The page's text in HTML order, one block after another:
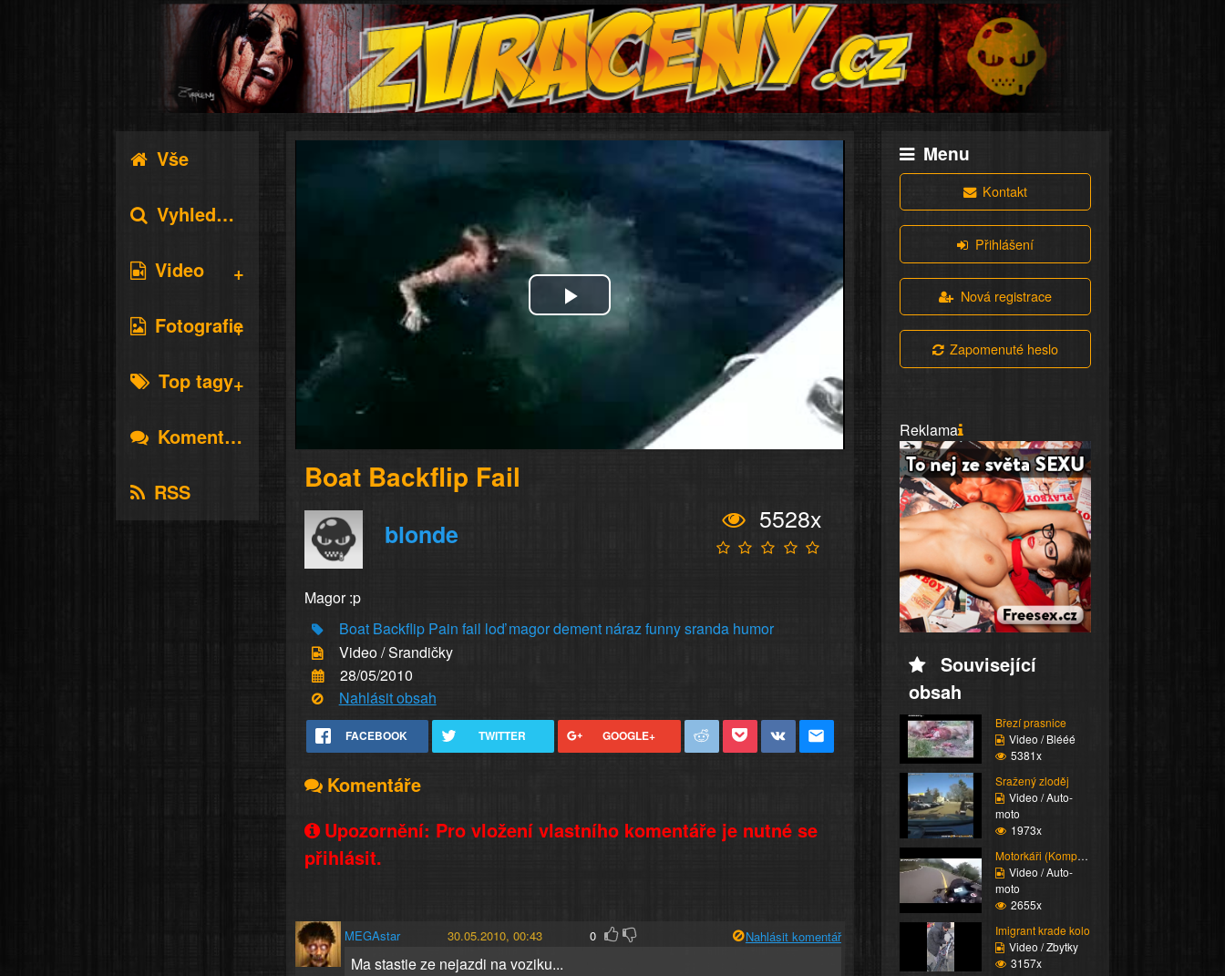
Vše
Vyhledávání
Video
Fotografie
Top tagy
Komentáře
RSS
Play
Video
Boat Backflip Fail
blonde
5528x
Magor :p
Boat Backflip Pain fail loď magordement nárazfunnysranda humor
Video / Srandičky
28/05/2010
Nahlásit obsah
FACEBOOK TWITTER GOOGLE+
Komentáře
Upozornění: Pro vložení vlastního komentáře je nutné se
přihlásit.
MEGAstar 30.05.2010, 00:43 0 Nahlásit komentář
Ma stastie ze nejazdi na voziku...
Menu
Kontakt
Přihlášení
Nová registrace
Zapomenuté heslo
Reklama
Související
obsah
Březí prasnice
Video / Blééé
5381x
Sražený zloděj
Video / Auto-
moto
1973x
Motorkáři (Kompilace)
Video / Auto-
moto
2655x
Imigrant krade kolo
Video / Zbytky
3157x